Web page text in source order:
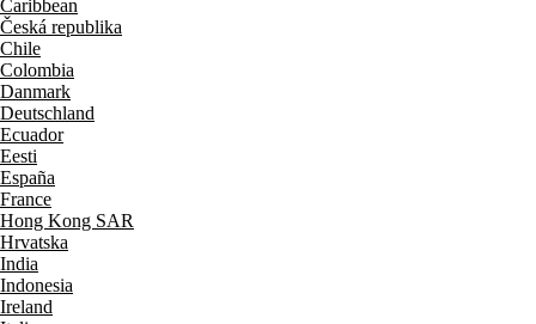
Caribbean
Česká republika
Chile
Colombia
Danmark
Deutschland
Ecuador
Eesti
España
France
Hong Kong SAR
Hrvatska
India
Indonesia
Ireland